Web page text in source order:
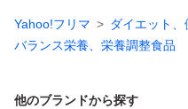
Yahoo!フリマ
ダイエット、
バランス栄養、栄養調整食品
他のブランドから探す